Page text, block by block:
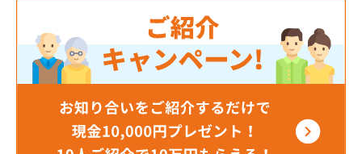
ダイイチガスコム株式会社 尾張営業所
チリウヒーターサービス
ツバメガス株式会社新城営業所
ニイミガス株式会社
ニイミ産業株式会社 本部・ホームガス
ニイミ産業株式会社 ホームガス 名古屋西営業所
ニイミ産業株式会社 尾張旭営業所